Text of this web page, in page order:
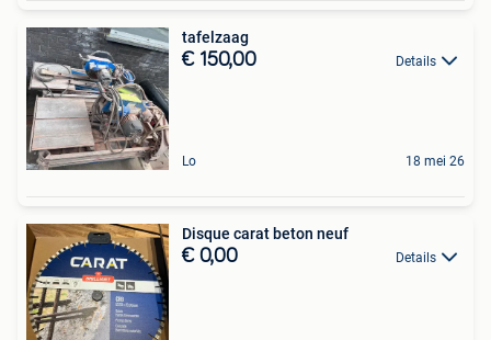
tafelzaag
€ 150,00 Details
Lo 18 mei 26
Disque carat beton neuf
€ 0,00 Details